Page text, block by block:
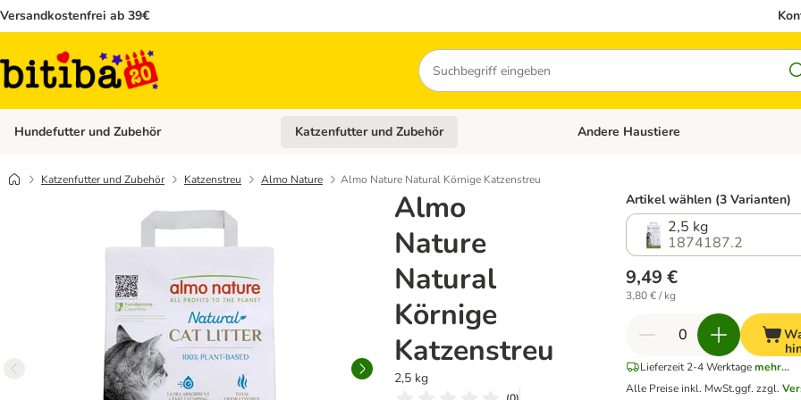
Versandkostenfrei ab 39€
Suchen
Hundefutter und Zubehör Kategorie-Menü öffnen: Hundefutter und Zubehör
Katzenfutter und Zubehör Kategorie-Menü öffnen: Katzenfutter und
Andere Haustiere
Katzenfutter und Zubehör Katzenstreu Almo Nature Almo Nature Natural Körnige Katzenstreu
Almo
Nature
Natural
Körnige
Katzenstreu
2,5 kg
Artikel wählen (3 Varianten)
2,5 kg
1874187.2
9,49 €
3,80 € / kg
Lieferzeit 2-4 Werktagemehr...
Alle Preise inkl. MwSt.ggf. zzgl.